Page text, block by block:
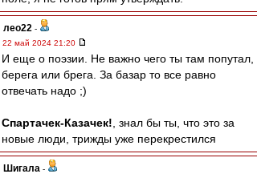
лео22 -
22 май 2024 21:20
И еще о поэзии. Не важно чего ты там попутал,
берега или брега. За базар то все равно
отвечать надо ;)
Спартачек-Казачек! , знал бы ты, что это за
новые люди, трижды уже перекрестился
Шигала -